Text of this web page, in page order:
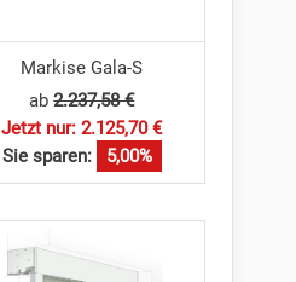
Markise Gala-S
ab2.237,58 €
Jetzt nur: 2.125,70 €
Sie sparen:
5,00%